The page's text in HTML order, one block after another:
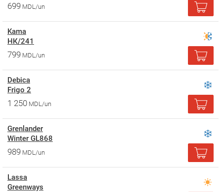
699 MDL/un
Kama
НК/241
799 MDL/un
Debica
Frigo 2
1 250 MDL/un
Grenlander
Winter GL868
989 MDL/un
Lassa
Greenways